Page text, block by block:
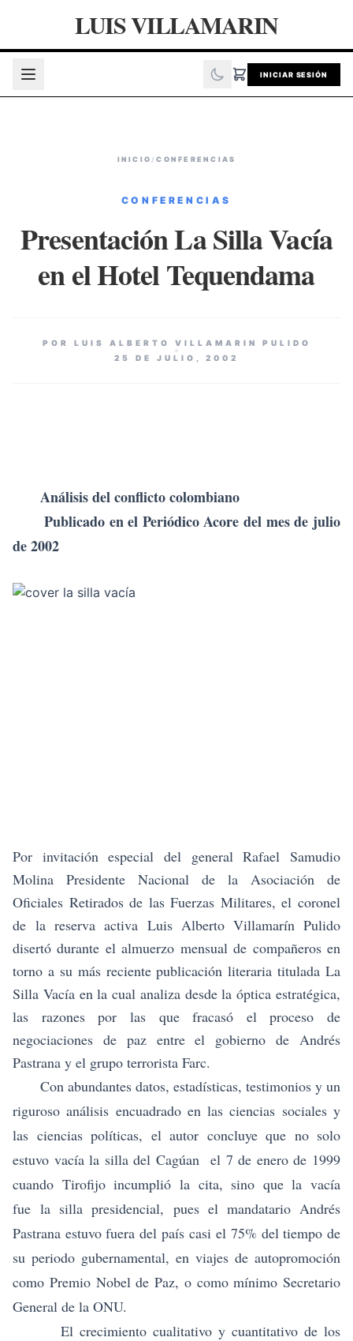
LUIS VILLAMARIN
INICIAR SESIÓN
INICIO /CONFERENCIAS
CONFERENCIAS
Presentación La Silla Vacía
en el Hotel Tequendama
POR LUIS ALBERTO VILLAMARIN PULIDO
25 DE JULIO, 2002
Análisis del conflicto colombiano
Publicado en el Periódico Acore del mes de julio
de 2002
Por invitación especial del general Rafael Samudio
Molina Presidente Nacional de la Asociación de
Oficiales Retirados de las Fuerzas Militares, el coronel
de la reserva activa Luis Alberto Villamarín Pulido
disertó durante el almuerzo mensual de compañeros en
torno a su más reciente publicación literaria titulada La
Silla Vacíaen la cual analiza desde la óptica estratégica,
las razones por las que fracasó el proceso de
negociaciones de paz entre el gobierno de Andrés
Pastrana y el grupo terrorista Farc.
Con abundantes datos, estadísticas, testimonios y un
riguroso análisis encuadrado en las ciencias sociales y
las ciencias políticas, el autor concluye que no solo
estuvo vacía la silla del Cagúan el 7 de enero de 1999
cuando Tirofijo incumplió la cita, sino que la vacía
fue la silla presidencial, pues el mandatario Andrés
Pastrana estuvo fuera del país casi el 75% del tiempo de
su periodo gubernamental, en viajes de autopromoción
como Premio Nobel de Paz, o como mínimo Secretario
General de la ONU.
El crecimiento cualitativo y cuantitativo de los